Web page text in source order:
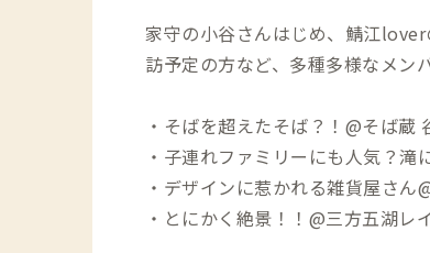
家守の小谷さんはじめ、鯖江
訪予定の方など、多種多様なメン
・そばを超えたそば？！@そば蔵
・子連れファミリーにも人気？
・デザインに惹かれる雑貨屋さん
・とにかく絶景！！@三方五湖レ